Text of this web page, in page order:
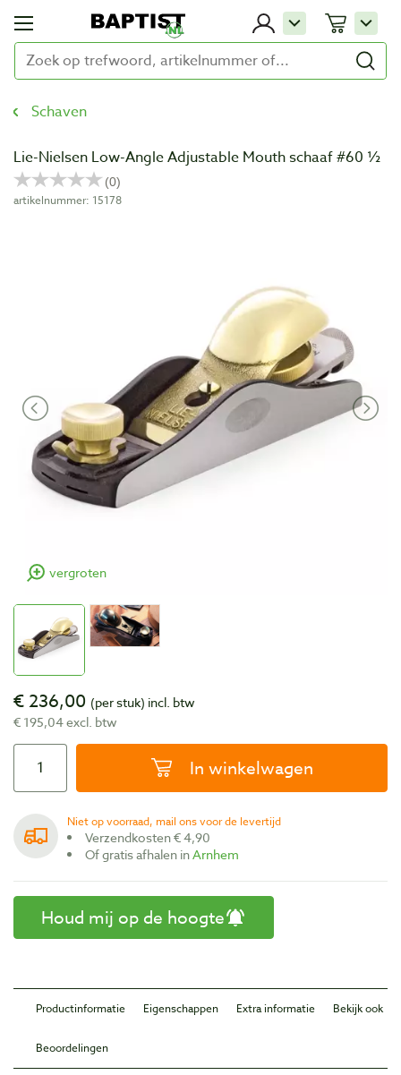
Schaven
Lie-Nielsen Low-Angle Adjustable Mouth schaaf #60 ½
artikelnummer: 15178
vergroten
€ 236,00 (per stuk) incl. btw
€ 195,04 excl. btw
In winkelwagen
Niet op voorraad, mail ons voor de levertijd
Verzendkosten € 4,90
Of gratis afhalen inArnhem
Houd mij op de hoogte
Productinformatie Eigenschappen Extra informatie Bekijk ook
Beoordelingen